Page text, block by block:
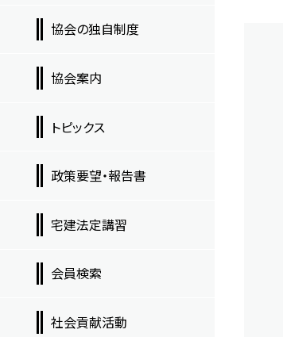
協会の独自制度
協会案内
トピックス
政策要望・報告書
宅建法定講習
会員検索
社会貢献活動